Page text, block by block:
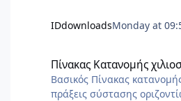
IDdownloadsMonday at
Πίνακας Κατανομής
Βασικός Πίνακας
πράξεις σύστασης